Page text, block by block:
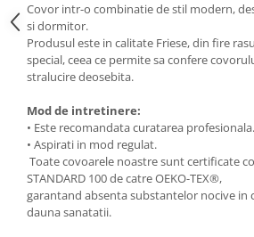
Covor intr-o combinatie de stil modern,
si dormitor.
Produsul este in calitate Friese, din fire
special, ceea ce permite sa confere
stralucire deosebita.
Mod de intretinere:
• Este recomandata curatarea profesionala.
• Aspirati in mod regulat.
Toate covoarele noastre sunt certificate
STANDARD 100 de catre OEKO-TEX®,
garantand absenta substantelor nocive in
dauna sanatatii.